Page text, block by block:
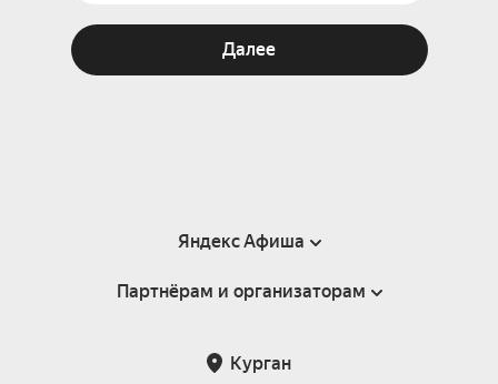
Далее
Яндекс Афиша
Справка
Подарочные сертификаты
Партнёрам и организаторам
Курган